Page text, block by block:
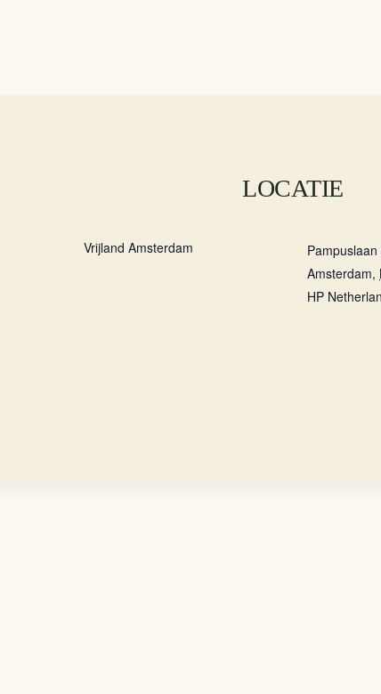
LOCATIE
Vrijland Amsterdam
Pampuslaan
Amsterdam,
HP